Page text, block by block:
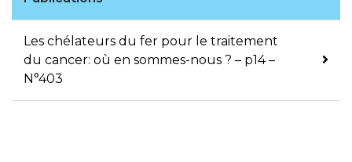
Les chélateurs du fer pour le traitement
du cancer: où en sommes-nous ? – p14 –
N°403